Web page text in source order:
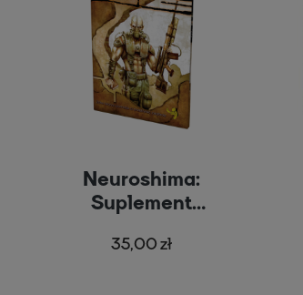
Neuroshima:
Suplement
35,00 zł